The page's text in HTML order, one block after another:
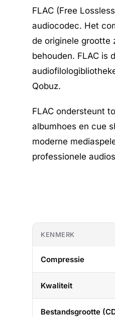
FLAC (Free
audiocodec. Het
de originele
behouden. FLAC is
Qobuz.
FLAC ondersteunt
albumhoes en cue
moderne
professionele
KENMERK
Compressie
Kwaliteit
Bestandsgrootte